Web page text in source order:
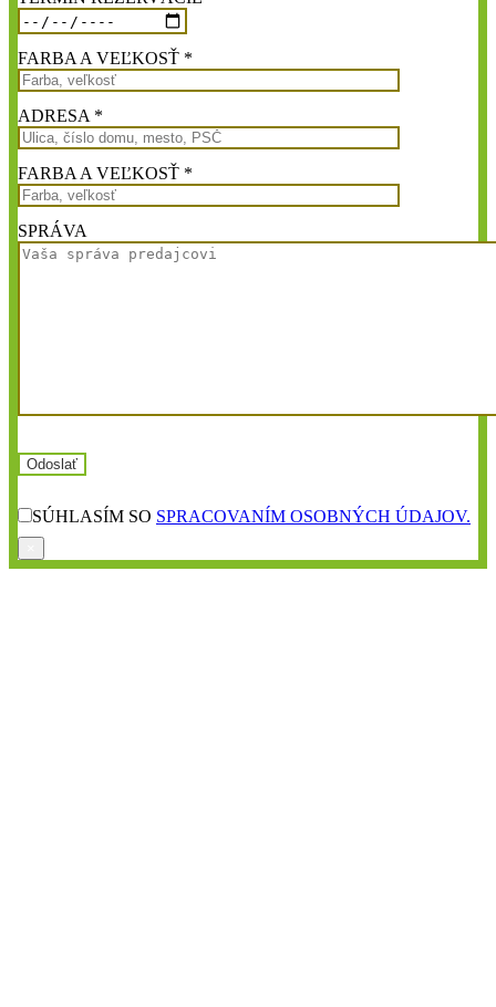
FARBA A VEĽKOSŤ *
ADRESA *
FARBA A VEĽKOSŤ *
SPRÁVA
SÚHLASÍM SO SPRACOVANÍM OSOBNÝCH ÚDAJOV.